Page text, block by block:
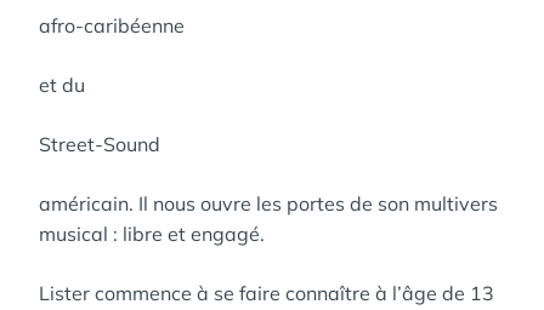
afro-caribéenne
et du
Street-Sound
américain. Il nous ouvre les portes de son multivers
musical : libre et engagé.
Lister commence à se faire connaître à l’âge de 13